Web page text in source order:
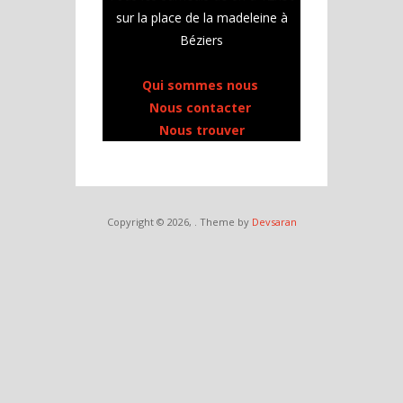
sur la place de la madeleine à
Béziers
Qui sommes nous
Nous contacter
Nous trouver
Copyright © 2026, . Theme by Devsaran